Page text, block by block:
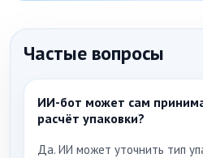
Частые вопросы
ИИ-бот может сам
расчёт упаковки?
Да. ИИ может уточнить тип